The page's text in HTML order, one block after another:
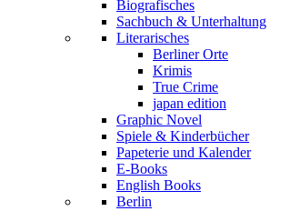
Biografisches
Sachbuch & Unterhaltung
Literarisches
Berliner Orte
Krimis
True Crime
japan edition
Graphic Novel
Spiele & Kinderbücher
Papeterie und Kalender
E-Books
English Books
Berlin